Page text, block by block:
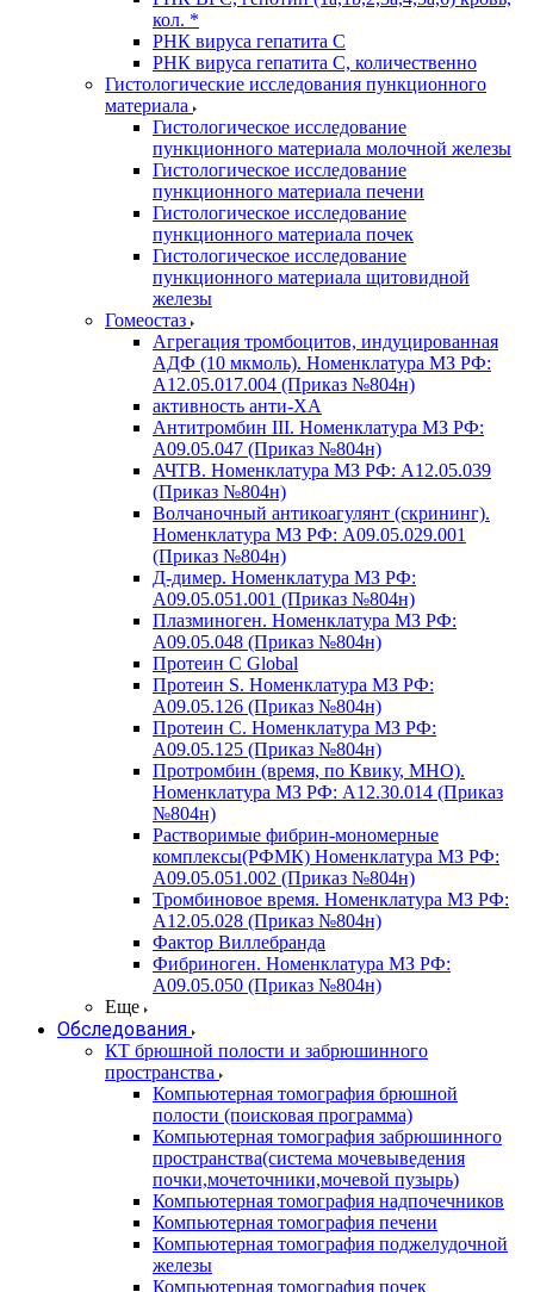
кол. *
РНК вируса гепатита C
РНК вируса гепатита C, количественно
Гистологические исследования пункционного
материала
Гистологическое исследование
пункционного материала молочной железы
Гистологическое исследование
пункционного материала печени
Гистологическое исследование
пункционного материала почек
Гистологическое исследование
пункционного материала щитовидной
железы
Гомеостаз
Агрегация тромбоцитов, индуцированная
АДФ (10 мкмоль). Номенклатура МЗ РФ:
A12.05.017.004 (Приказ №804н)
активность анти-ХА
Антитромбин III. Номенклатура МЗ РФ:
A09.05.047 (Приказ №804н)
АЧТВ. Номенклатура МЗ РФ: A12.05.039
(Приказ №804н)
Волчаночный антикоагулянт (скрининг).
Номенклатура МЗ РФ: A09.05.029.001
(Приказ №804н)
Д-димер. Номенклатура МЗ РФ:
A09.05.051.001 (Приказ №804н)
Плазминоген. Номенклатура МЗ РФ:
A09.05.048 (Приказ №804н)
Протеин C Global
Протеин S. Номенклатура МЗ РФ:
A09.05.126 (Приказ №804н)
Протеин С. Номенклатура МЗ РФ:
A09.05.125 (Приказ №804н)
Протромбин (время, по Квику, МНО).
Номенклатура МЗ РФ: A12.30.014 (Приказ
№804н)
Растворимые фибрин-мономерные
комплексы(РФМК) Номенклатура МЗ РФ:
A09.05.051.002 (Приказ №804н)
Тромбиновое время. Номенклатура МЗ РФ:
A12.05.028 (Приказ №804н)
Фактор Виллебранда
Фибриноген. Номенклатура МЗ РФ:
A09.05.050 (Приказ №804н)
Еще
Обследования
КТ брюшной полости и забрюшинного
пространства
Компьютерная томография брюшной
полости (поисковая программа)
Компьютерная томография забрюшинного
пространства(система мочевыведения
почки,мочеточники,мочевой пузырь)
Компьютерная томография надпочечников
Компьютерная томография печени
Компьютерная томография поджелудочной
железы
Компьютерная томография почек